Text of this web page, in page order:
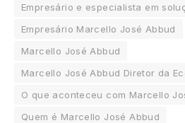
Empresário e especialista em
Empresário Marcello José Abbud
Marcello José Abbud
Marcello José Abbud Diretor da
O que aconteceu com Marcello
Quem é Marcello José Abbud